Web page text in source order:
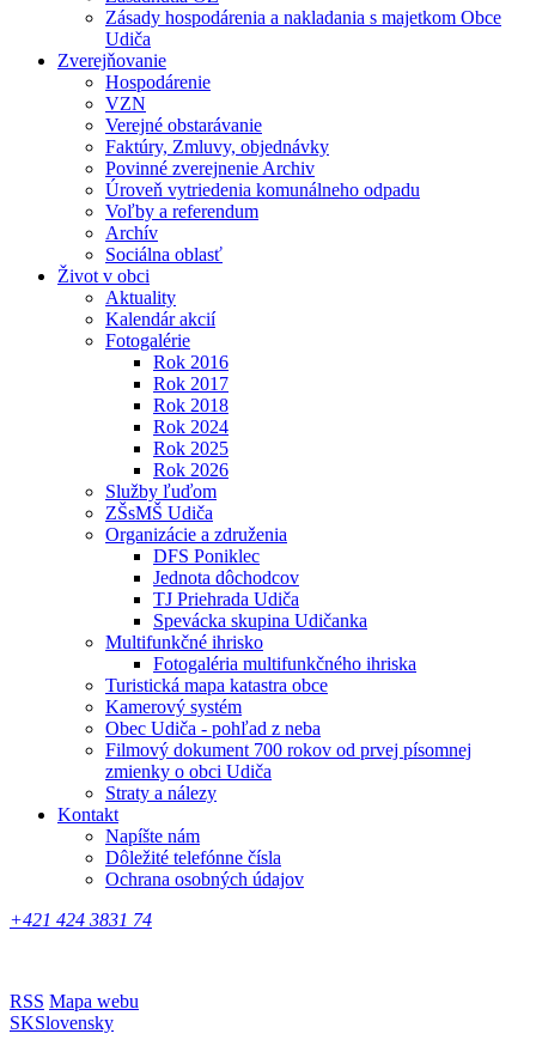
Zásady hospodárenia a nakladania s majetkom Obce
Udiča
Zverejňovanie
Hospodárenie
VZN
Verejné obstarávanie
Faktúry, Zmluvy, objednávky
Povinné zverejnenie Archiv
Úroveň vytriedenia komunálneho odpadu
Voľby a referendum
Archív
Sociálna oblasť
Život v obci
Aktuality
Kalendár akcií
Fotogalérie
Rok 2016
Rok 2017
Rok 2018
Rok 2024
Rok 2025
Rok 2026
Služby ľuďom
ZŠsMŠ Udiča
Organizácie a združenia
DFS Poniklec
Jednota dôchodcov
TJ Priehrada Udiča
Spevácka skupina Udičanka
Multifunkčné ihrisko
Fotogaléria multifunkčného ihriska
Turistická mapa katastra obce
Kamerový systém
Obec Udiča - pohľad z neba
Filmový dokument 700 rokov od prvej písomnej
zmienky o obci Udiča
Straty a nálezy
Kontakt
Napíšte nám
Dôležité telefónne čísla
Ochrana osobných údajov
+421 424 3831 74
RSS Mapa webu
SKSlovensky